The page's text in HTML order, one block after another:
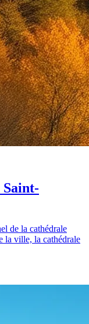
Saint-
de la cathédrale
la ville, la cathédrale